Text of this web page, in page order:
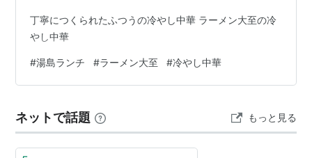
丁寧につくられたふつうの冷やし中華 ラーメン大至の冷
やし中華
#湯島ランチ #ラーメン大至 #冷やし中華
ネットで話題 もっと見る